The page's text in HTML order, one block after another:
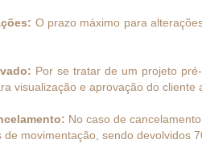
O prazo máximo para
Por se tratar de um projeto
visualização e aprovação do cliente
No caso de
movimentação, sendo devolvidos